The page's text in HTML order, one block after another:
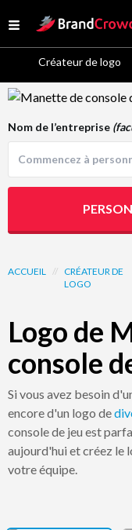
Open menu
Site Logo
Créateur de logo
Logo Template
ACCUEIL // CRÉATEUR DE
LOGO
Logo de
console
Si vous avez besoin
encore d'un logo de
console de jeu est
aujourd'hui et créez le
votre équipe.
Nom de l’entreprise